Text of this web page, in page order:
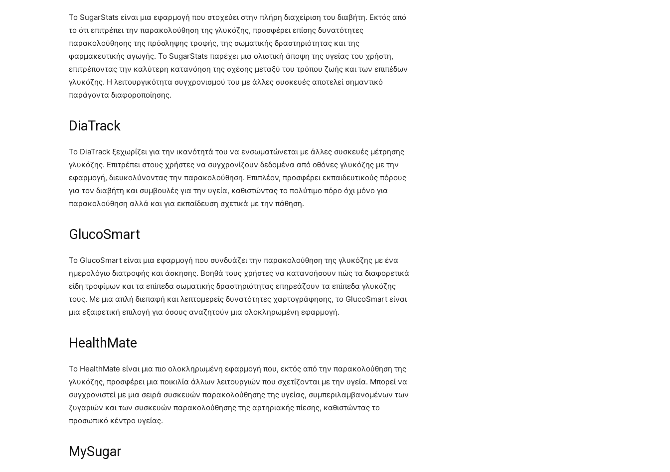
Το SugarStats είναι μια εφαρμογή που στοχεύει στην πλήρη διαχείριση του διαβήτη. Εκτός από
το ότι επιτρέπει την παρακολούθηση της γλυκόζης, προσφέρει επίσης δυνατότητες
παρακολούθησης της πρόσληψης τροφής, της σωματικής δραστηριότητας και της
φαρμακευτικής αγωγής. Το SugarStats παρέχει μια ολιστική άποψη της υγείας του χρήστη,
επιτρέποντας την καλύτερη κατανόηση της σχέσης μεταξύ του τρόπου ζωής και των επιπέδων
γλυκόζης. Η λειτουργικότητα συγχρονισμού του με άλλες συσκευές αποτελεί σημαντικό
παράγοντα διαφοροποίησης.
DiaTrack
Το DiaTrack ξεχωρίζει για την ικανότητά του να ενσωματώνεται με άλλες συσκευές μέτρησης
γλυκόζης. Επιτρέπει στους χρήστες να συγχρονίζουν δεδομένα από οθόνες γλυκόζης με την
εφαρμογή, διευκολύνοντας την παρακολούθηση. Επιπλέον, προσφέρει εκπαιδευτικούς πόρους
για τον διαβήτη και συμβουλές για την υγεία, καθιστώντας το πολύτιμο πόρο όχι μόνο για
παρακολούθηση αλλά και για εκπαίδευση σχετικά με την πάθηση.
GlucoSmart
Το GlucoSmart είναι μια εφαρμογή που συνδυάζει την παρακολούθηση της γλυκόζης με ένα
ημερολόγιο διατροφής και άσκησης. Βοηθά τους χρήστες να κατανοήσουν πώς τα διαφορετικά
είδη τροφίμων και τα επίπεδα σωματικής δραστηριότητας επηρεάζουν τα επίπεδα γλυκόζης
τους. Με μια απλή διεπαφή και λεπτομερείς δυνατότητες χαρτογράφησης, το GlucoSmart είναι
μια εξαιρετική επιλογή για όσους αναζητούν μια ολοκληρωμένη εφαρμογή.
HealthMate
Το HealthMate είναι μια πιο ολοκληρωμένη εφαρμογή που, εκτός από την παρακολούθηση της
γλυκόζης, προσφέρει μια ποικιλία άλλων λειτουργιών που σχετίζονται με την υγεία. Μπορεί να
συγχρονιστεί με μια σειρά συσκευών παρακολούθησης της υγείας, συμπεριλαμβανομένων των
ζυγαριών και των συσκευών παρακολούθησης της αρτηριακής πίεσης, καθιστώντας το
προσωπικό κέντρο υγείας.
MySugar